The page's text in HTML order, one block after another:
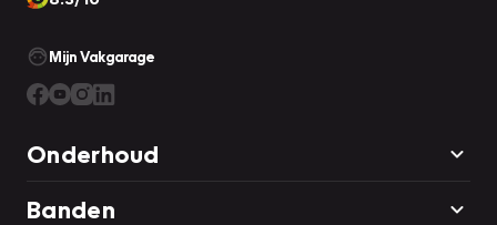
Mijn Vakgarage
Onderhoud
Banden